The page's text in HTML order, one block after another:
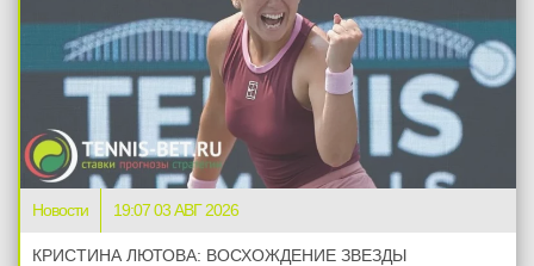
Новости 19:07 03 АВГ 2026
КРИСТИНА ЛЮТОВА: ВОСХОЖДЕНИЕ ЗВЕЗДЫ